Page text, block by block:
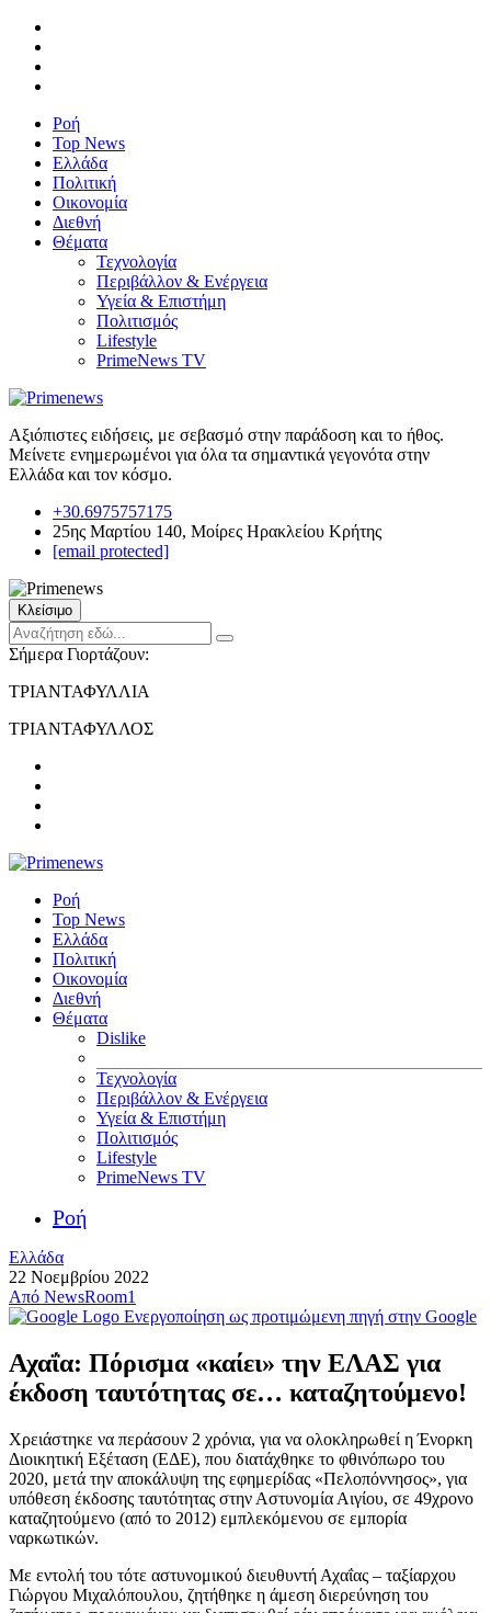
Ροή
Top News
Ελλάδα
Πολιτική
Οικονομία
Διεθνή
Θέματα
Τεχνολογία
Περιβάλλον & Ενέργεια
Υγεία & Επιστήμη
Πολιτισμός
Lifestyle
PrimeNews TV
Αξιόπιστες ειδήσεις, με σεβασμό στην παράδοση και το ήθος.
Μείνετε ενημερωμένοι για όλα τα σημαντικά γεγονότα στην
Ελλάδα και τον κόσμο.
+30.6975757175
25ης Μαρτίου 140, Μοίρες Ηρακλείου Κρήτης
[email protected]
Κλείσιμο
Σήμερα Γιορτάζουν:
ΤΡΙΑΝΤΑΦΥΛΛΙΑ
ΤΡΙΑΝΤΑΦΥΛΛΟΣ
Ροή
Top News
Ελλάδα
Πολιτική
Οικονομία
Διεθνή
Θέματα
Dislike
Τεχνολογία
Περιβάλλον & Ενέργεια
Υγεία & Επιστήμη
Πολιτισμός
Lifestyle
PrimeNews TV
Ροή
Ελλάδα
22 Νοεμβρίου 2022
Από NewsRoom1
Ενεργοποίηση ως προτιμώμενη πηγή στην Google
Αχαΐα: Πόρισμα «καίει» την ΕΛΑΣ για
έκδοση ταυτότητας σε… καταζητούμενο!
Χρειάστηκε να περάσουν 2 χρόνια, για να ολοκληρωθεί η Ένορκη
Διοικητική Εξέταση (ΕΔΕ), που διατάχθηκε το φθινόπωρο του
2020, μετά την αποκάλυψη της εφημερίδας «Πελοπόννησος», για
υπόθεση έκδοσης ταυτότητας στην Αστυνομία Αιγίου, σε 49χρονο
καταζητούμενο (από το 2012) εμπλεκόμενου σε εμπορία
ναρκωτικών.
Με εντολή του τότε αστυνομικού διευθυντή Αχαΐας – ταξίαρχου
Γιώργου Μιχαλόπουλου, ζητήθηκε η άμεση διερεύνηση του